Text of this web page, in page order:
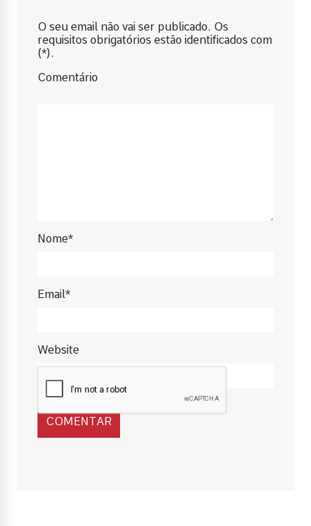
O seu email não vai ser publicado. Os
requisitos obrigatórios estão identificados com
(*).
Comentário
Nome*
Email*
Website